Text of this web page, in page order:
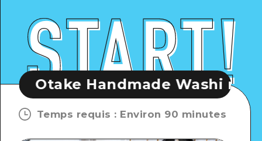
Washi no Sato
Temps requis : Environ 90 minutes